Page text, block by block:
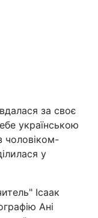
за своє
українською
чоловіком-
у
Ісаак
Ані